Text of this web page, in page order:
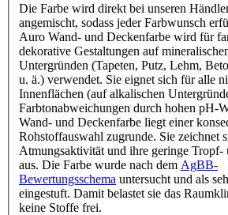
Die Farbe wird direkt bei unseren
angemischt, sodass jeder Farbwunsch
Auro Wand- und Deckenfarbe wird für
dekorative Gestaltungen auf
Untergründen (Tapeten, Putz, Lehm,
u. ä.) verwendet. Sie eignet sich für alle
Innenflächen (auf alkalischen
Farbtonabweichungen durch hohen pH-
Wand- und Deckenfarbe liegt einer
Rohstoffauswahl zugrunde. Sie zeichnet
Atmungsaktivität und ihre geringe Tropf-
aus. Die Farbe wurde nach dem AgBB-
Bewertungsschema untersucht und als
eingestuft. Damit belastet sie das
keine Stoffe frei.